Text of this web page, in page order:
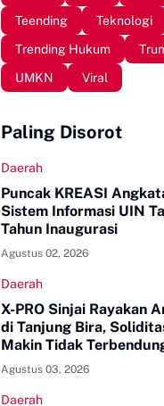
Teending
Teknologi
Trending Hukum
UMKN
Viral
Paling Disorot
Daerah
Puncak KREASI
Sistem Informasi UIN
Tahun Inaugurasi
Agustus 02, 2026
Daerah
X-PRO Sinjai Rayakan
di Tanjung Bira,
Makin Tidak
Agustus 03, 2026
Daerah